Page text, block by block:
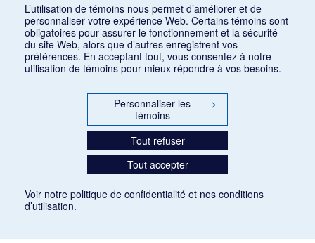
L’utilisation de témoins nous permet d’améliorer et de
personnaliser votre expérience Web. Certains témoins sont
obligatoires pour assurer le fonctionnement et la sécurité
du site Web, alors que d’autres enregistrent vos
préférences. En acceptant tout, vous consentez à notre
utilisation de témoins pour mieux répondre à vos besoins.
Personnaliser les
témoins
>
Tout refuser
Tout accepter
Voir notre politique de confidentialité et nos conditions
d’utilisation.